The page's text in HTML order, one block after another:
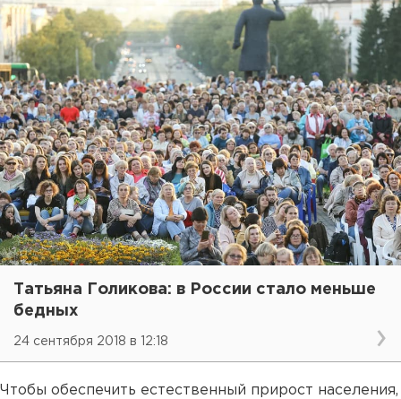
Татьяна Голикова: в России стало меньше
бедных
24 сентября 2018 в 12:18
Чтобы обеспечить естественный прирост населения,